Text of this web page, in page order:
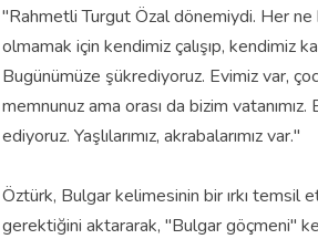
"Rahmetli Turgut Özal dönemiydi. Her
olmamak için kendimiz çalışıp, kendimiz
Bugünümüze şükrediyoruz. Evimiz var,
memnunuz ama orası da bizim
ediyoruz. Yaşlılarımız, akrabalarımız var."
Öztürk, Bulgar kelimesinin bir ırkı
gerektiğini aktararak, "Bulgar göçmeni"